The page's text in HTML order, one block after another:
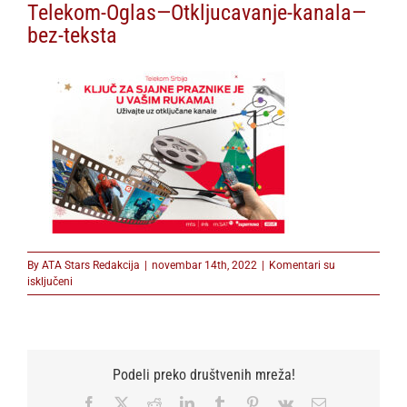
Telekom-Oglas—Otkljucavanje-kanala—
bez-teksta
By ATA Stars Redakcija | novembar 14th, 2022 | Komentari su
isključeni
Telekom-
bez-
Podeli preko društvenih mreža!
Facebook RedditLinkedInTumblr Pinterest
Vk Email